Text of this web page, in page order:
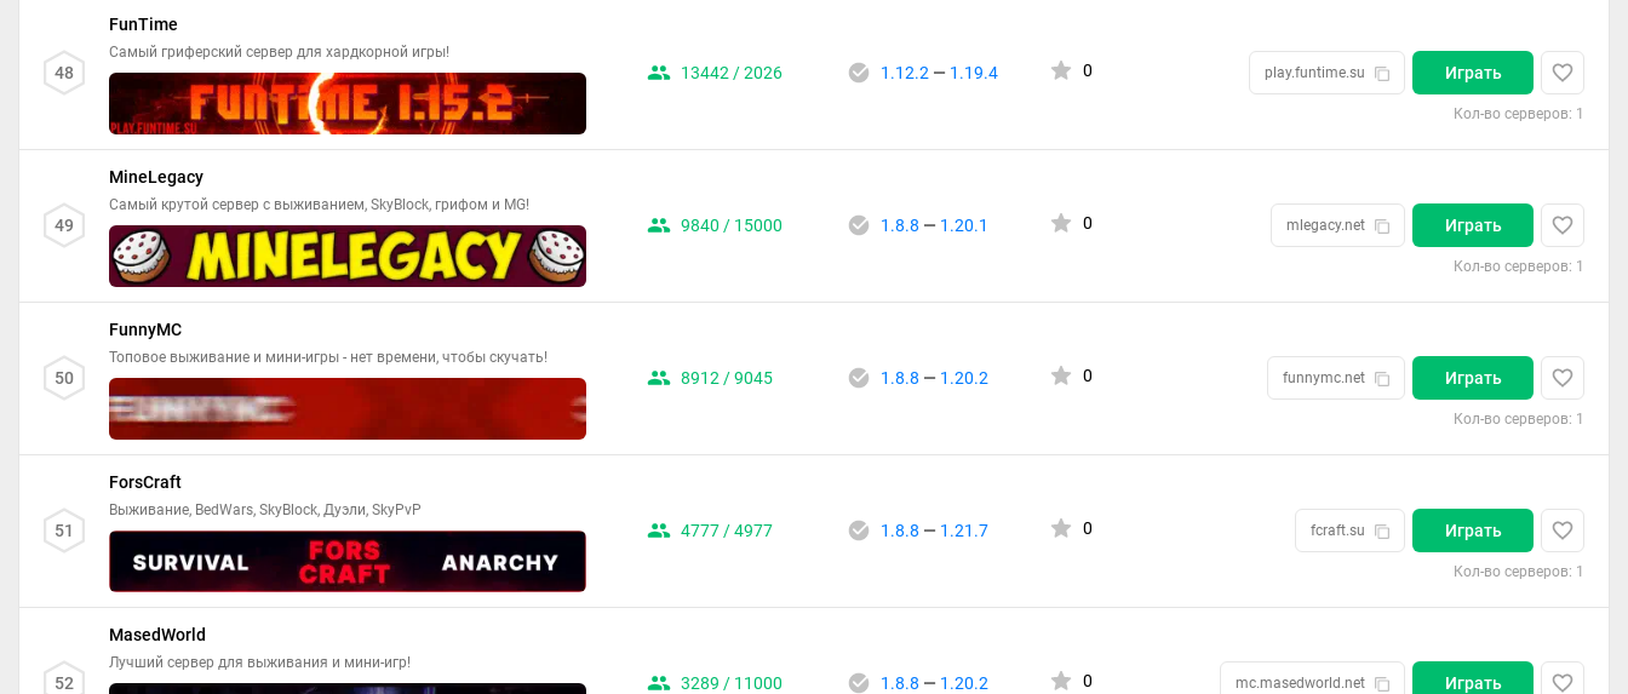
48
FunTime
Самый гриферский сервер для хардкорной игры!
13442 / 2026 1.12.2 — 1.19.4 0 play.funtime.su Играть
Кол-во серверов: 1
49
MineLegacy
Самый крутой сервер с выживанием, SkyBlock, грифом и MG!
9840 / 15000 1.8.8 — 1.20.1 0 mlegacy.net Играть
Кол-во серверов: 1
50
FunnyMC
Топовое выживание и мини-игры - нет времени, чтобы скучать!
8912 / 9045 1.8.8 — 1.20.2 0 funnymc.net Играть
Кол-во серверов: 1
51
ForsCraft
Выживание, BedWars, SkyBlock, Дуэли, SkyPvP
4777 / 4977 1.8.8 — 1.21.7 0 fcraft.su Играть
Кол-во серверов: 1
52
MasedWorld
Лучший сервер для выживания и мини-игр!
3289 / 11000 1.8.8 — 1.20.2 0 mc.masedworld.net Играть